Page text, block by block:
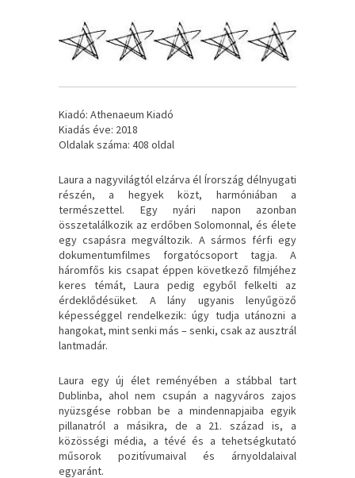
Kiadó: Athenaeum Kiadó
Kiadás éve: 2018
Oldalak száma: 408 oldal
Laura a nagyvilágtól elzárva él Írország délnyugati
részén, a hegyek közt, harmóniában a
természettel. Egy nyári napon azonban
összetalálkozik az erdőben Solomonnal, és élete
egy csapásra megváltozik. A sármos férfi egy
dokumentumfilmes forgatócsoport tagja. A
háromfős kis csapat éppen következő filmjéhez
keres témát, Laura pedig egyből felkelti az
érdeklődésüket. A lány ugyanis lenyűgöző
képességgel rendelkezik: úgy tudja utánozni a
hangokat, mint senki más – senki, csak az ausztrál
lantmadár.
Laura egy új élet reményében a stábbal tart
Dublinba, ahol nem csupán a nagyváros zajos
nyüzsgése robban be a mindennapjaiba egyik
pillanatról a másikra, de a 21. század is, a
közösségi média, a tévé és a tehetségkutató
műsorok pozitívumaival és árnyoldalaival
egyaránt.